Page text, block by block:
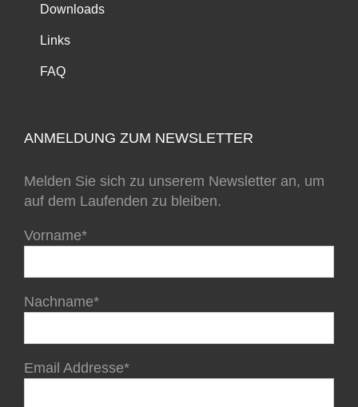
Downloads
Links
FAQ
ANMELDUNG ZUM NEWSLETTER
Melden Sie sich zu unserem Newsletter an, um
auf dem Laufenden zu bleiben.
Vorname*
Nachname*
Email Addresse*